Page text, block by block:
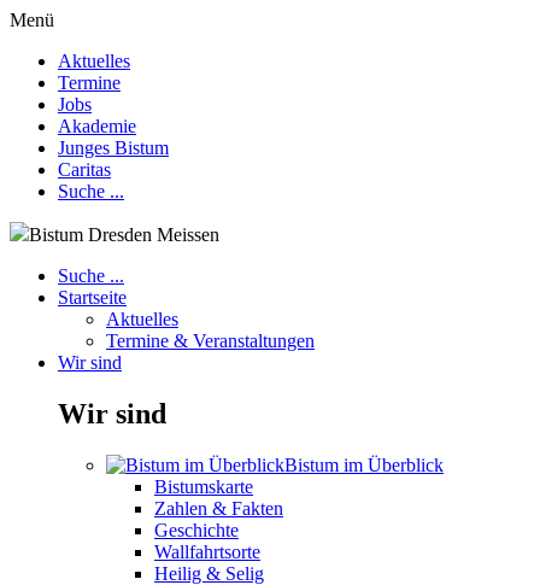
Menü
Aktuelles
Termine
Jobs
Akademie
Junges Bistum
Caritas
Suche ...
Bistum Dresden Meissen
Suche ...
Startseite
Aktuelles
Termine & Veranstaltungen
Wir sind
Wir sind
Bistum im Überblick
Bistumskarte
Zahlen & Fakten
Geschichte
Wallfahrtsorte
Heilig & Selig